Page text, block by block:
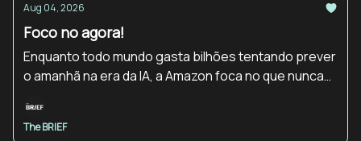
Aug 04, 2026
Foco no agora!
Enquanto todo mundo gasta bilhões tentando prever
o amanhã na era da IA, a Amazon foca no que nunca
The BRIEF